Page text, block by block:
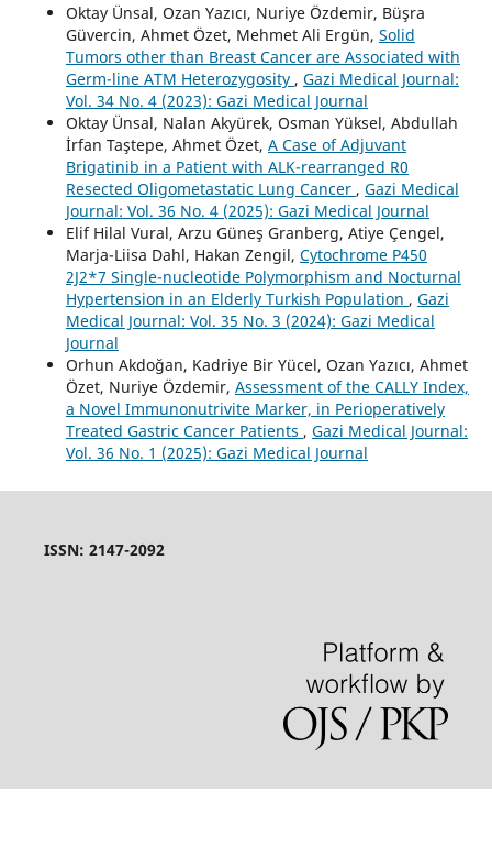
Oktay Ünsal, Ozan Yazıcı, Nuriye Özdemir, Büşra
Güvercin, Ahmet Özet, Mehmet Ali Ergün, Solid
Tumors other than Breast Cancer are Associated with
Germ-line ATM Heterozygosity , Gazi Medical Journal:
Vol. 34 No. 4 (2023): Gazi Medical Journal
Oktay Ünsal, Nalan Akyürek, Osman Yüksel, Abdullah
İrfan Taştepe, Ahmet Özet, A Case of Adjuvant
Brigatinib in a Patient with ALK-rearranged R0
Resected Oligometastatic Lung Cancer , Gazi Medical
Journal: Vol. 36 No. 4 (2025): Gazi Medical Journal
Elif Hilal Vural, Arzu Güneş Granberg, Atiye Çengel,
Marja-Liisa Dahl, Hakan Zengil, Cytochrome P450
2J2*7 Single-nucleotide Polymorphism and Nocturnal
Hypertension in an Elderly Turkish Population , Gazi
Medical Journal: Vol. 35 No. 3 (2024): Gazi Medical
Journal
Orhun Akdoğan, Kadriye Bir Yücel, Ozan Yazıcı, Ahmet
Özet, Nuriye Özdemir, Assessment of the CALLY Index,
a Novel Immunonutrivite Marker, in Perioperatively
Treated Gastric Cancer Patients , Gazi Medical Journal:
Vol. 36 No. 1 (2025): Gazi Medical Journal
ISSN: 2147-2092